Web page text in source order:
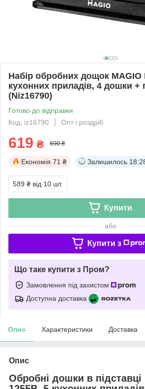
Набір обробних дощок MAGIO
кухонних приладів, 4 дошки +
(Niz16790)
Готово до відправки
Код: iz16790
Опт і роздріб
619 ₴ 690 ₴
Економія 71 ₴ Залишилось
589 ₴ від 10 шт.
Купити
або
Купити з
Що таке купити з Пром?
Замовлення під захистом
Доступна доставка
Опис Характеристики Доставка
Опис
Обробні дошки в підставці